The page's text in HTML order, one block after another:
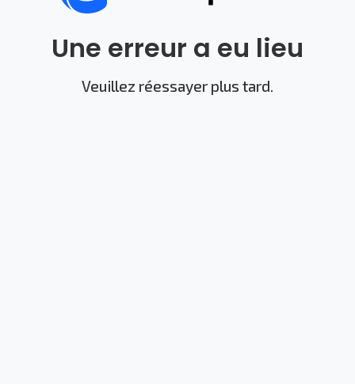
Une erreur a eu lieu
Veuillez réessayer plus tard.